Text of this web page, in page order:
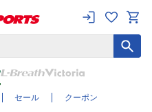
セール クーポン